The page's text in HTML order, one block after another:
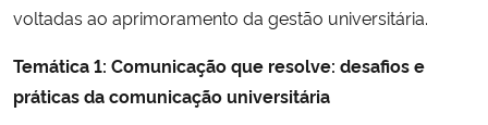
Controladoria-Geral da União
Ministério da Mulher, da Família e dos Direitos Humanos
voltadas ao aprimoramento da gestão universitária.
Temática 1: Comunicação que resolve: desafios e
práticas da comunicação universitária